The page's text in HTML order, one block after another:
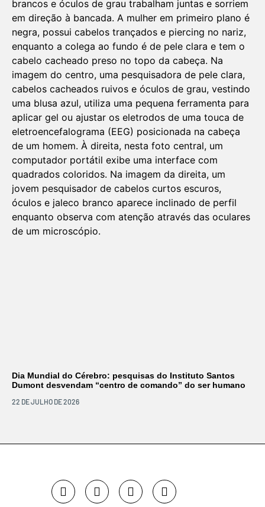
Dia Mundial do Cérebro: pesquisas do Instituto Santos
Dumont desvendam “centro de comando” do ser humano
22 DE JULHO DE 2026